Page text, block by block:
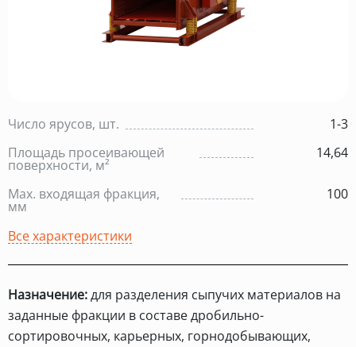
Число ярусов, шт.
1-3
Площадь просеивающей
поверхности, м²
14,64
Max. входящая фракция,
мм
100
Все характеристики
Назначение:для разделения сыпучих материалов на
заданные фракции в составе дробильно-
сортировочных, карьерных, горнодобывающих,